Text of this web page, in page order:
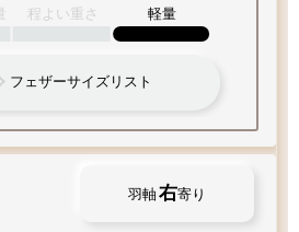
程よい重さ 軽量
フェザーサイズリスト
羽軸 右寄り